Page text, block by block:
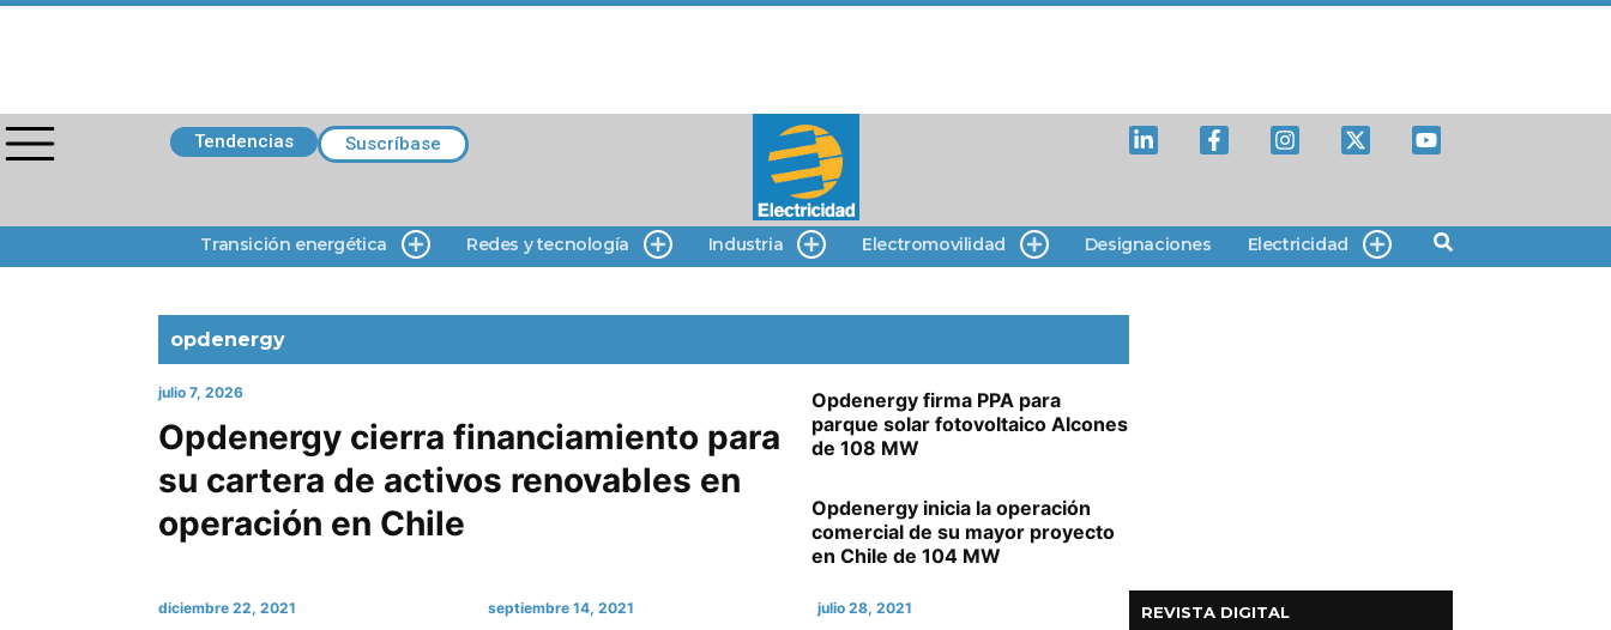
Tendencias Suscríbase
Transición energética Redes y tecnología Industria Electromovilidad Designaciones Electricidad
opdenergy
julio 7, 2026
Opdenergy cierra financiamiento para
su cartera de activos renovables en
operación en Chile
Opdenergy firma PPA para
parque solar fotovoltaico Alcones
de 108 MW
Opdenergy inicia la operación
comercial de su mayor proyecto
en Chile de 104 MW
diciembre 22, 2021 septiembre 14, 2021 julio 28, 2021 REVISTA DIGITAL